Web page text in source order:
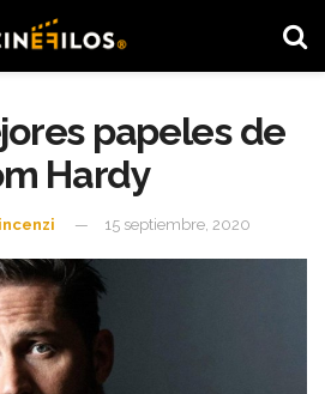
papeles de
Hardy
15 septiembre, 2020